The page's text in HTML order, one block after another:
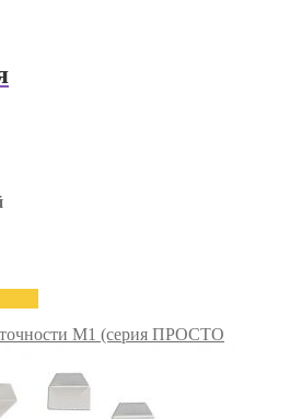
M1 (серия ПРОСТО